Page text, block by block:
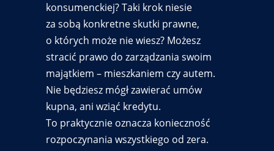
konsumenckiej? Taki krok niesie
za sobą konkretne skutki prawne,
o których może nie wiesz? Możesz
stracić prawo do zarządzania swoim
majątkiem – mieszkaniem czy autem.
Nie będziesz mógł zawierać umów
kupna, ani wziąć kredytu.
To praktycznie oznacza konieczność
rozpoczynania wszystkiego od zera.